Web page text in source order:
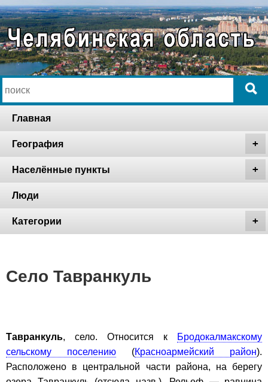
Главная
География
Населённые пункты
Люди
Категории
Село Тавранкуль
Тавранкуль, село. Относится к
Бродокалмакскому
сельскому поселению (Красноармейский район).
Расположено в центральной части района, на берегу